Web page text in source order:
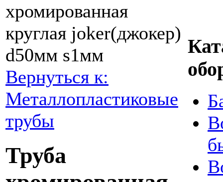
хромированная
круглая joker(джокер)
d50мм s1мм
Вернуться к:
Металлопластиковые
трубы
Труба